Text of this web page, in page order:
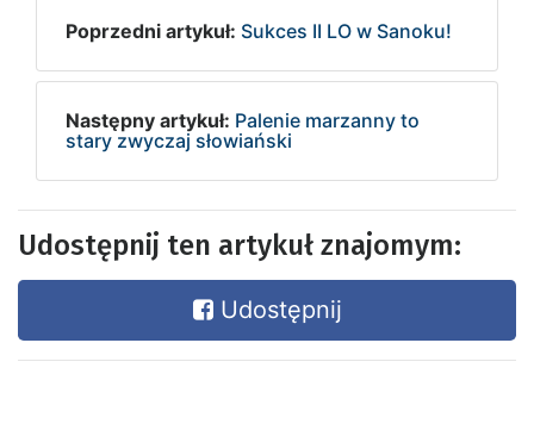
Poprzedni artykuł: Sukces II LO w Sanoku!
Następny artykuł: Palenie marzanny to
stary zwyczaj słowiański
Udostępnij ten artykuł znajomym:
Udostępnij